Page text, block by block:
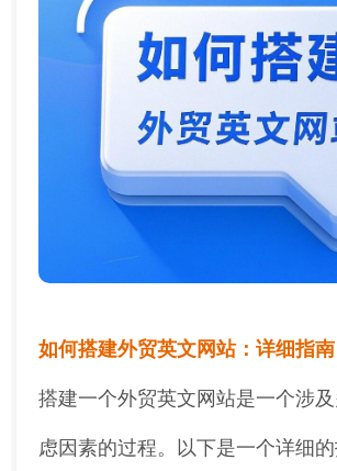
如何搭建外贸英文网站：详细指南
搭建一个外贸英文网站是一个涉
虑因素的过程。以下是一个详细